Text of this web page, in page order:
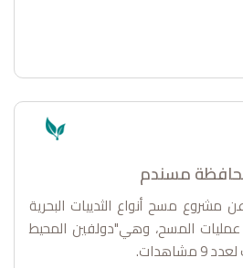
مسندم
مشروع مسح أنواع الثدييات البحرية
والحيتان خلال عمليات المسح، وهي"دولفين المحيط